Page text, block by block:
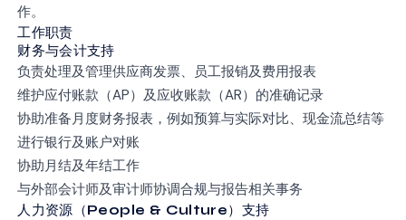
作。
工作职责
财务与会计支持
负责处理及管理供应商发票、员工报销及费用报表
维护应付账款（AP）及应收账款（AR）的准确记录
协助准备月度财务报表，例如预算与实际对比、现金流总结等
进行银行及账户对账
协助月结及年结工作
与外部会计师及审计师协调合规与报告相关事务
人力资源（People & Culture）支持